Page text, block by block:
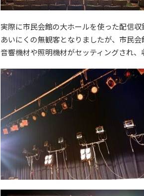
実際に市民会館の大ホールを使った配信収
あいにくの無観客となりましたが、市民
音響機材や照明機材がセッティングされ、